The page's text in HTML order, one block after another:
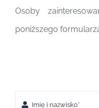
Osoby
poniższego